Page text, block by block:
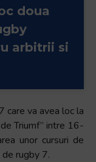
doua
arbitrii si
care va avea loc la
Triumf” intre 16-
unor cursuri de
rugby 7.